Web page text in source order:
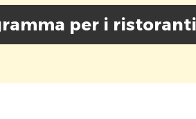
per i ristoranti